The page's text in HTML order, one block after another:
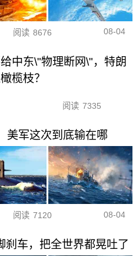
阅读 8676 08-04
中东\"物理断网\"，特朗
榄枝？
阅读 7335
美军这次到底输在哪
阅读 7120 08-04
刹车，把全世界都晃吐了